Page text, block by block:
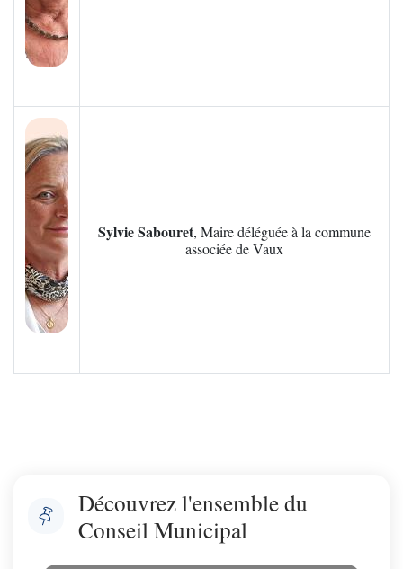
Sylvie Sabouret, Maire déléguée à la commune
associée deVaux
Découvrez l'ensemble du
Conseil Municipal